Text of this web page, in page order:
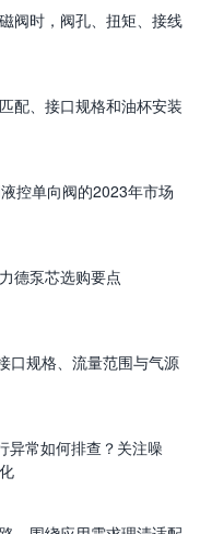
阀时，阀孔、扭矩、接线
配、接口规格和油杯安装
控单向阀的2023年市场
德泵芯选购要点
口规格、流量范围与气源
异常如何排查？关注噪